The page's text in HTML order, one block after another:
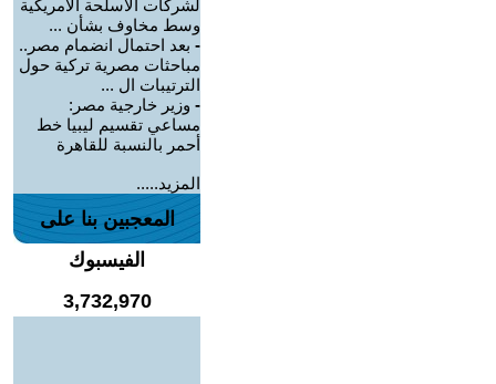
لشركات الأسلحة الأمريكية
وسط مخاوف بشأن ...
- بعد احتمال انضمام مصر..
مباحثات مصرية تركية حول
الترتيبات ال ...
- وزير خارجية مصر:
مساعي تقسيم ليبيا خط
أحمر بالنسبة للقاهرة
المزيد.....
المعجبين بنا على
الفيسبوك
3,732,970